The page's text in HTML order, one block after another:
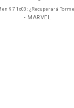
97 1x03: ¿Recuperará
- MARVEL